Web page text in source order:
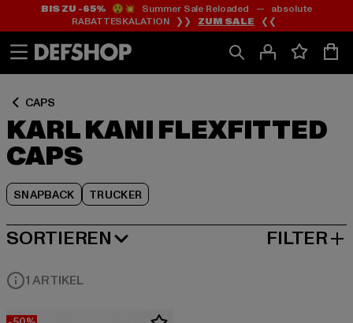
Zum
Inhalt
springen
Zum
Fußzeile
springen
BIS ZU -65%😲💥 Summer Sale Reloaded — absolute
RABATTESKALATION ❯❯ ZUM SALE ❮❮
CAPS
KARL KANI FLEXFITTED
CAPS
SNAPBACK TRUCKER
Zum
Produktraster
springen
SORTIEREN
BELIEBTESTE FILTER
1 ARTIKEL